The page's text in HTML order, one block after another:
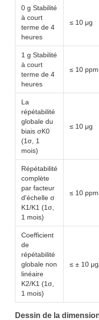
0 g Stabilité
à court
terme de 4
heures
≤ 10 μg
1 g Stabilité
à court
terme de 4
heures
≤ 10 ppm
La
répétabilité
globale du
biais σK0
(1σ, 1
mois)
≤ 10 μg
Répétabilité
complète
par facteur
d'échelle σ
K1/K1 (1σ,
1 mois)
≤ 10 ppm
Coefficient
de
répétabilité
globale non
linéaire
K2/K1 (1σ,
1 mois)
≤ ± 10
Dessin de la